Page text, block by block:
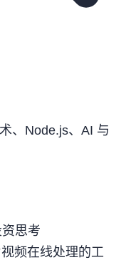
、Node.js、AI 与
思考
频在线处理的工